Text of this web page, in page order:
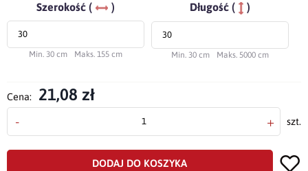
Szerokość ( )
Min. 30 cm Maks. 155 cm
Długość ( )
Min. 30 cm Maks. 5000 cm
Cena: 21,08 zł
- + szt.
DODAJ DO KOSZYKA